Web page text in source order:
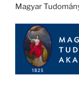
Magyar